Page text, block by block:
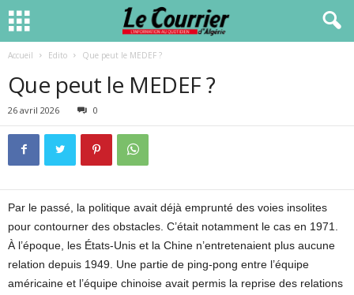
Accueil Edito Que peut le MEDEF ?
Que peut le MEDEF ?
26 avril 2026 0
Par le passé, la politique avait déjà emprunté des voies insolites
pour contourner des obstacles. C’était notamment le cas en 1971.
À l’époque, les États-Unis et la Chine n’entretenaient plus aucune
relation depuis 1949. Une partie de ping-pong entre l’équipe
américaine et l’équipe chinoise avait permis la reprise des relations